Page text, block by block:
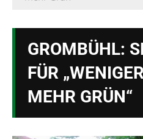
GROMBÜHL:
FÜR
MEHR GRÜN“